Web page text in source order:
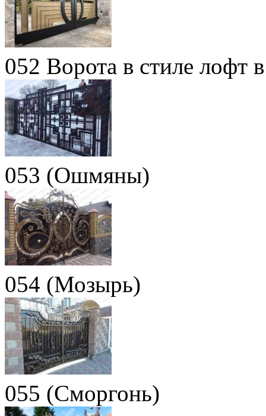
052 Ворота в стиле лофт
053 (Ошмяны)
054 (Мозырь)
055 (Сморгонь)